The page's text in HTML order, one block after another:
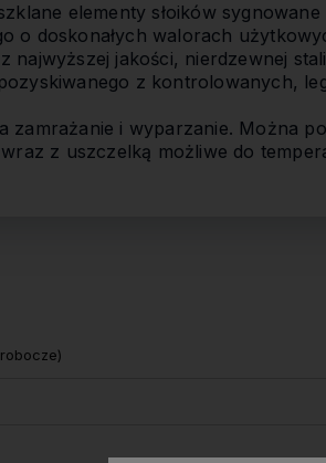
elementy słoików
o doskonałych walorach
najwyższej jakości, nierdzewnej
z kontrolowanych,
zamrażanie i wyparzanie. Można
z uszczelką możliwe do
ewentualnych